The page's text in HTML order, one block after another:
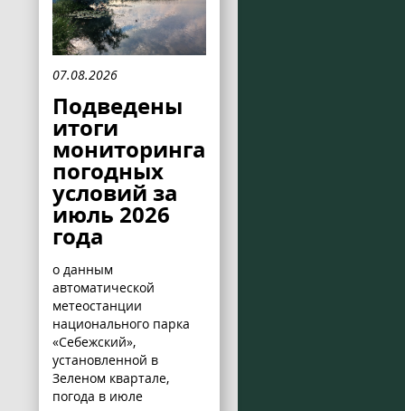
07.08.2026
Подведены
итоги
мониторинга
погодных
условий за
июль 2026
года
о данным
автоматической
метеостанции
национального парка
«Себежский»,
установленной в
Зеленом квартале,
погода в июле